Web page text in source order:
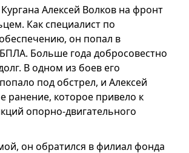
Алексей Волков на фронт
Как специалист по
он попал в
Больше года добросовестно
В одном из боев его
под обстрел, и Алексей
ранение, которое привело к
опорно-двигательного
он обратился в филиал фонда